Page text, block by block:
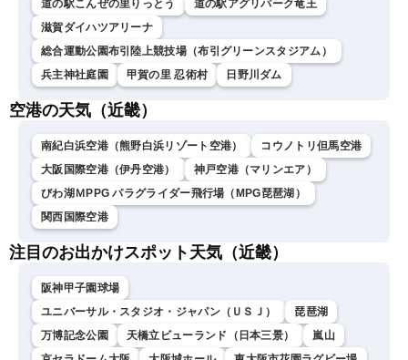
道の駅こんぜの里りっとう
道の駅アグリパーク竜王
滋賀ダイハツアリーナ
総合運動公園布引陸上競技場（布引グリーンスタジアム）
兵主神社庭園
甲賀の里 忍術村 日野川ダム
空港の天気（近畿）
南紀白浜空港（熊野白浜リゾート空港）
コウノトリ但馬空港
大阪国際空港（伊丹空港）
神戸空港（マリンエア）
びわ湖ＭPPG パラグライダー飛行場（MPG琵琶湖）
関西国際空港
注目のお出かけスポット天気（近畿）
阪神甲子園球場
ユニバーサル・スタジオ・ジャパン（ＵＳＪ）
琵琶湖
万博記念公園
天橋立ビューランド（日本三景）
嵐山